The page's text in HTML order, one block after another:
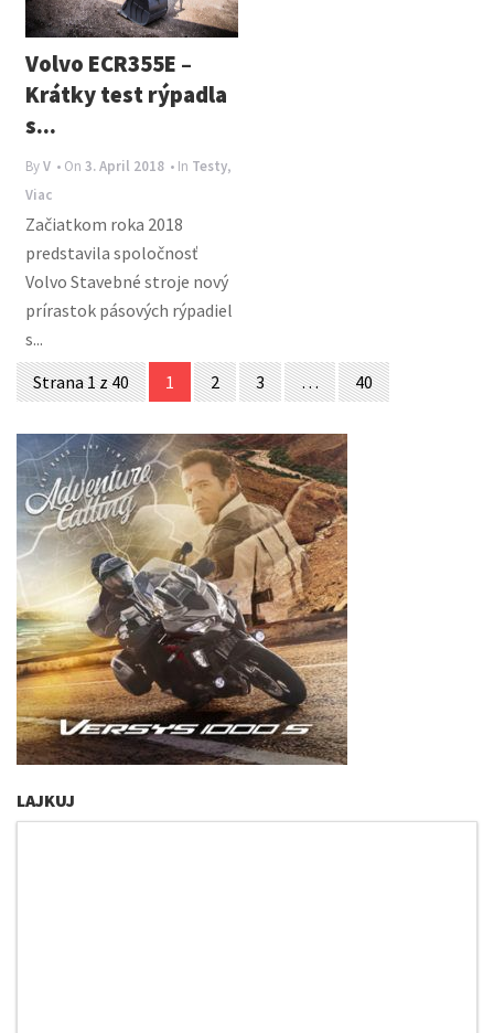
Volvo ECR355E –
Krátky test rýpadla
s...
ByV • On3. April 2018 • In Testy,
Viac
Začiatkom roka 2018
predstavila spoločnosť
Volvo Stavebné stroje nový
prírastok pásových rýpadiel
s...
Posts
navigation
Strana 1 z 40 1 2 3 … 40
LAJKUJ